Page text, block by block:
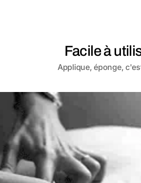
Facile à
Applique, éponge,